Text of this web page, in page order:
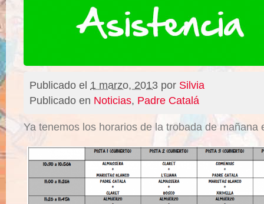
Publicado el 1 marzo, 2013 por Silvia
Publicado en Noticias, Padre Catalá
Ya tenemos los horarios de la trobada de mañana